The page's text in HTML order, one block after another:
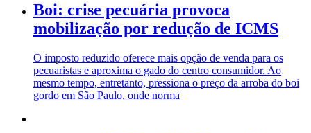
Boi: crise pecuária provoca
mobilização por redução de ICMS
O imposto reduzido oferece mais opção de venda para os
pecuaristas e aproxima o gado do centro consumidor. Ao
mesmo tempo, entretanto, pressiona o preço da arroba do boi
gordo em São Paulo, onde norma